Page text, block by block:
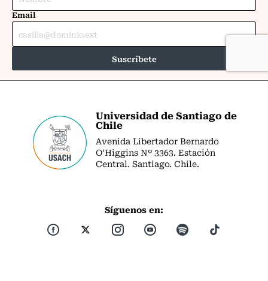
Universidad de Santiago de
Chile
Avenida Libertador Bernardo
O’Higgins Nº 3363. Estación
Central. Santiago. Chile.
Síguenos en: